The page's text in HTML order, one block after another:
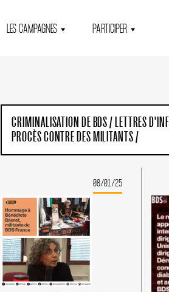
LES CAMPAGNES PARTICIPER
CRIMINALISATION DE BDS/ LETTRES
PROCÈS CONTRE DES MILITANTS/
08/01/25